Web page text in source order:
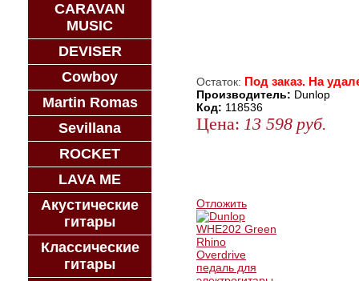
Остаток: Под заказ. На
Производитель: Dunlop
Код: 118536
Цена: 13 598 руб.
Отложить
CARAVAN
MUSIC
DEVISER
Cowboy
Martin Romas
Sevillana
ROCKET
LAVA ME
Акустические
гитары
Классические
гитары